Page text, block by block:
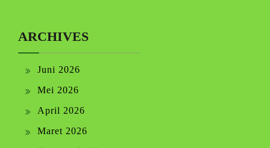
ARCHIVES
Juni 2026
Mei 2026
April 2026
Maret 2026